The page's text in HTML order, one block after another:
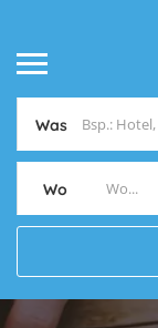
Was
Wo